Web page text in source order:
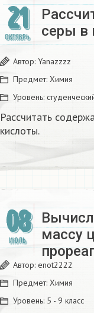
21
ОКТЯБРЬ
серы в
Автор: Yanazzzz
Предмет: Химия
Уровень:
Рассчитать
кислоты. ​
08
ИЮЛЬ
массу
Автор: enot2222
Предмет: Химия
Уровень: 5 - 9 класс